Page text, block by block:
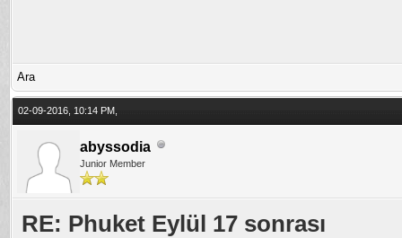
Ara
02-09-2016, 10:14 PM,
abyssodia
Junior Member
RE: Phuket Eylül 17 sonrası